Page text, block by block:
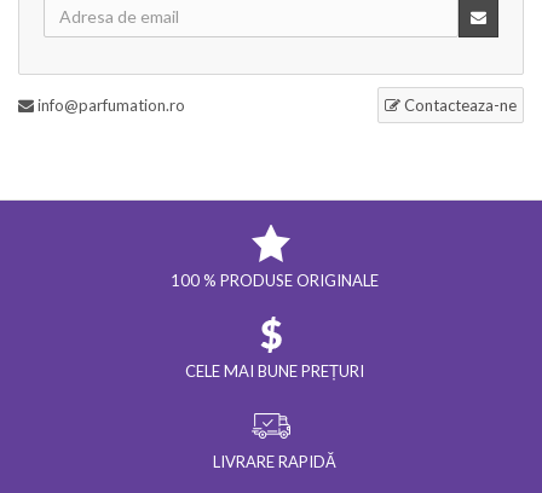
Contacteaza-ne
info@parfumation.ro
100 % PRODUSE ORIGINALE
CELE MAI BUNE PREȚURI
LIVRARE RAPIDĂ